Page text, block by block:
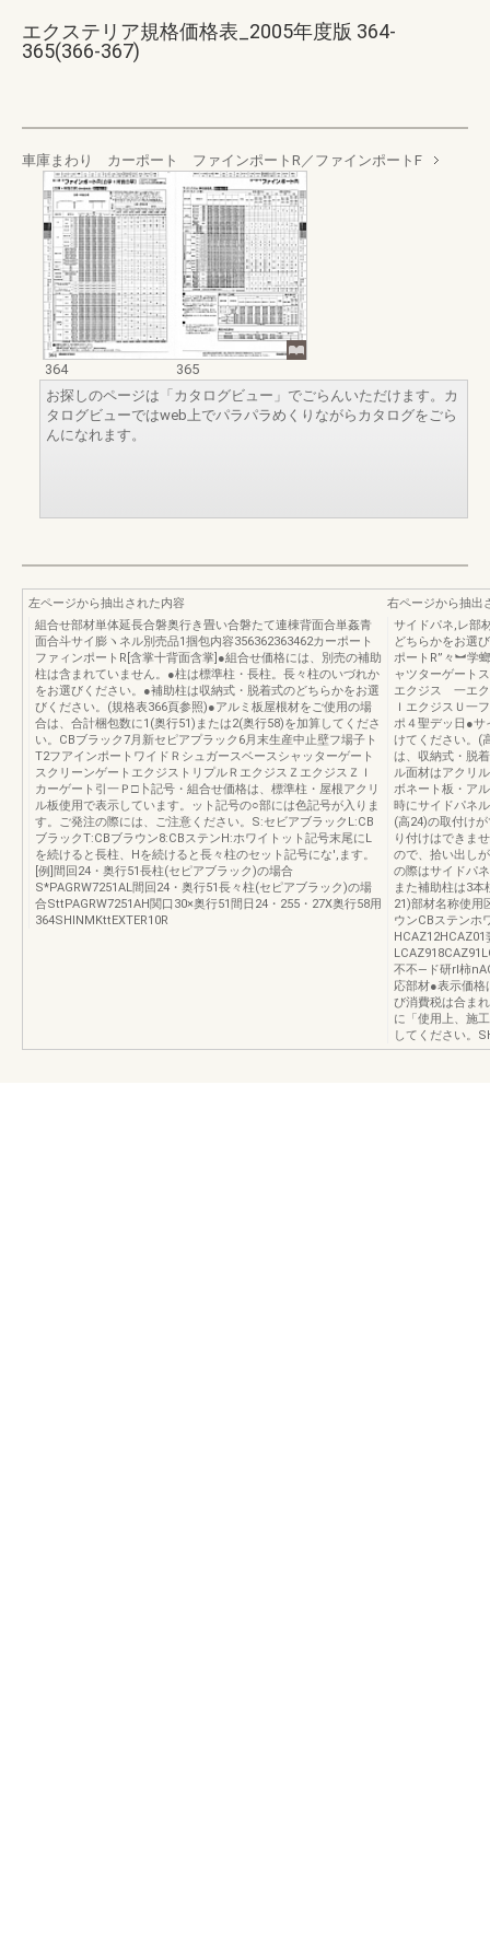
エクステリア規格価格表_2005年度版 364-
365(366-367)
車庫まわり カーポート ファインポートR／ファインポートF
364
365
お探しのページは「カタログビュー」でごらんいただけます。カ
タログビューではweb上でパラパラめくりながらカタログをごら
んになれます。
左ページから抽出された内容
組合せ部材単体延長合磐奥行き畳い合磐たて連棟背面合単姦青
面合斗サイ膨ヽネル別売品1掴包内容356362363462カーポート
ファィンポートR[含掌十背面含掌]●組合せ価格には、別売の補助
柱は含まれていません。●柱は標準柱・長柱。長々柱のいづれか
をお選びください。●補助柱は収納式・脱着式のどちらかをお選
びください。(規格表366頁参照)●アルミ板屋根材をご使用の場
合は、合計梱包数に1(奥行51)または2(奥行58)を加算してくださ
い。CBブラック7月新セピアプラック6月末生産中止壁フ場子ト
T2フアインポートワイドＲシュガースベースシャッターゲート
スクリーンゲートエクジストリプルＲエクジスＺエクジスＺＩ
カーゲート引一Ｐ□卜記号・組合せ価格は、標準柱・屋根アクリ
ル板使用で表示しています。ット記号の○部には色記号が入りま
す。ご発注の際には、ご注意ください。S:セビアブラックL:CB
ブラックT:CBブラウン8:CBステンH:ホワイトット記号末尾にL
を続けると長柱、Hを続けると長々柱のセット記号にな',ます。
[例]間回24・奥行51長柱(セピアブラック)の場合
S*PAGRW7251AL間回24・奥行51長々柱(セピアブラック)の場
合SttPAGRW7251AH関口30×奥行51間日24・255・27X奥行58用
364SHINMKttEXTER10R
右ページから抽出
サイドパネ,レ部
どちらかをお選
ポートR”々︼学
ャツターゲート
エクジス 一エク
ＩエクジスＵ一
ポ４聖デッ日●サ
けてください。(
は、収納式・脱
ル面材はアクリ
ボネート板・ア
時にサイドパネ
(高24)の取付け
り付けはできま
ので、拾い出し
の際はサイドパ
また補助柱は3本
21)部材名称使用
ウンCBステンホ
不不―ド研rl柿
応部材●表示価
び消費税は合ま
に「使用上、施
してください。